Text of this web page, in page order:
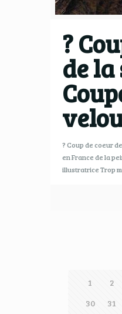
?
de la
? Coup de coeur
en France de la
illustratrice Trop
1 2
30
31